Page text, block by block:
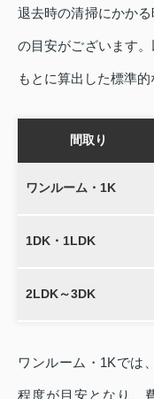
退去時の清掃にかか
の目安がございます
もとに算出した標準的
間取り
ワンルーム・1K
1DK・1LDK
2LDK～3DK
ワンルーム・1Kでは
程度が目安となり、